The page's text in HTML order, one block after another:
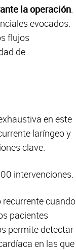
la operación.
evocados.
flujos
de
en este
laríngeo y
clave.
intervenciones.
cuando
pacientes
permite detectar
en las que